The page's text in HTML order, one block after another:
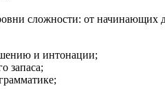
сложности: от начинающих
и интонации;
запаса;